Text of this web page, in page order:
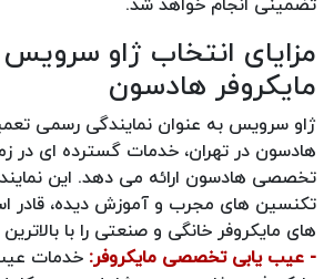
مزایای انتخاب ژاو سرویس
مایکروفر هادسون
ژاو سرویس به عنوان نمایندگی رسمی
هادسون در تهران، خدمات گسترده ای در
تخصصی هادسون ارائه می دهد. این
تکنسین های مجرب و آموزش دیده، قادر
های مایکروفر خانگی و صنعتی را با
- عیب یابی تخصصی مایکروفر: خدمات